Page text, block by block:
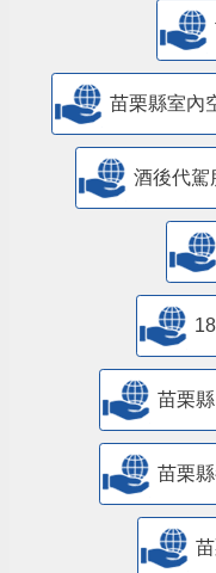
苗栗縣室內
酒後代駕
苗栗
苗栗